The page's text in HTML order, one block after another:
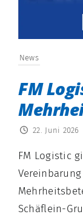
News
FM
22. Juni 2026
FM Logistic
Schäflein-